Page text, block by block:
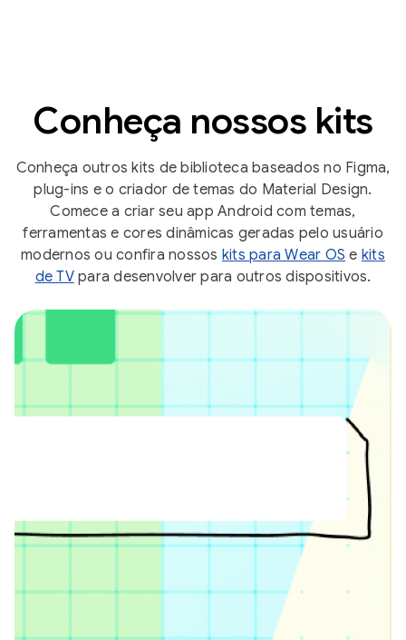
Conheça nossos kits
Conheça outros kits de biblioteca baseados no Figma,
plug-ins e o criador de temas do Material Design.
Comece a criar seu app Android com temas,
ferramentas e cores dinâmicas geradas pelo usuário
modernos ou confira nossos kits para Wear OS e kits
de TVpara desenvolver para outros dispositivos.